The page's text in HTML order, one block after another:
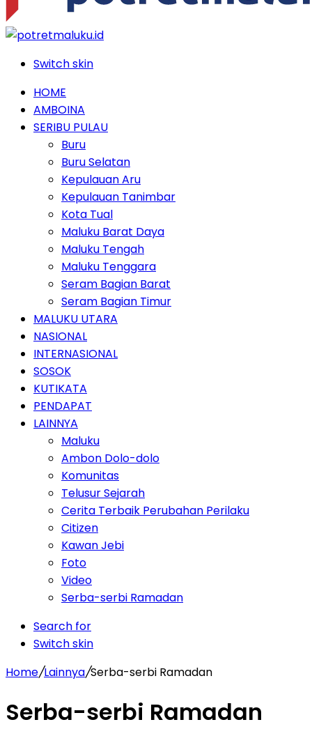
Switch skin
HOME
AMBOINA
SERIBU PULAU
Buru
Buru Selatan
Kepulauan Aru
Kepulauan Tanimbar
Kota Tual
Maluku Barat Daya
Maluku Tengah
Maluku Tenggara
Seram Bagian Barat
Seram Bagian Timur
MALUKU UTARA
NASIONAL
INTERNASIONAL
SOSOK
KUTIKATA
PENDAPAT
LAINNYA
Maluku
Ambon Dolo-dolo
Komunitas
Telusur Sejarah
Cerita Terbaik Perubahan Perilaku
Citizen
Kawan Jebi
Foto
Video
Serba-serbi Ramadan
Search for
Switch skin
Home/Lainnya/Serba-serbi Ramadan
Serba-serbi Ramadan